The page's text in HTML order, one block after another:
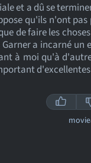
et a dû se
qu'ils n'ont
de faire les
a incarné un
à moi qu'à